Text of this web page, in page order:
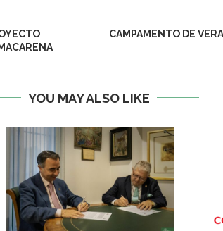
CAMPAMENTO DE
YOU MAY ALSO LIKE